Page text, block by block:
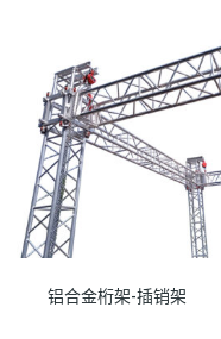
铝合金桁架-插销架